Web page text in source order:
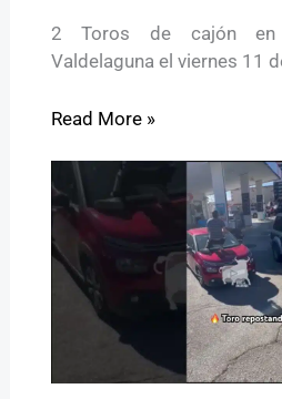
2 Toros de cajón
Valdelaguna el viernes 11
Read More »